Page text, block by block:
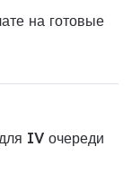
на готовые
IV очереди